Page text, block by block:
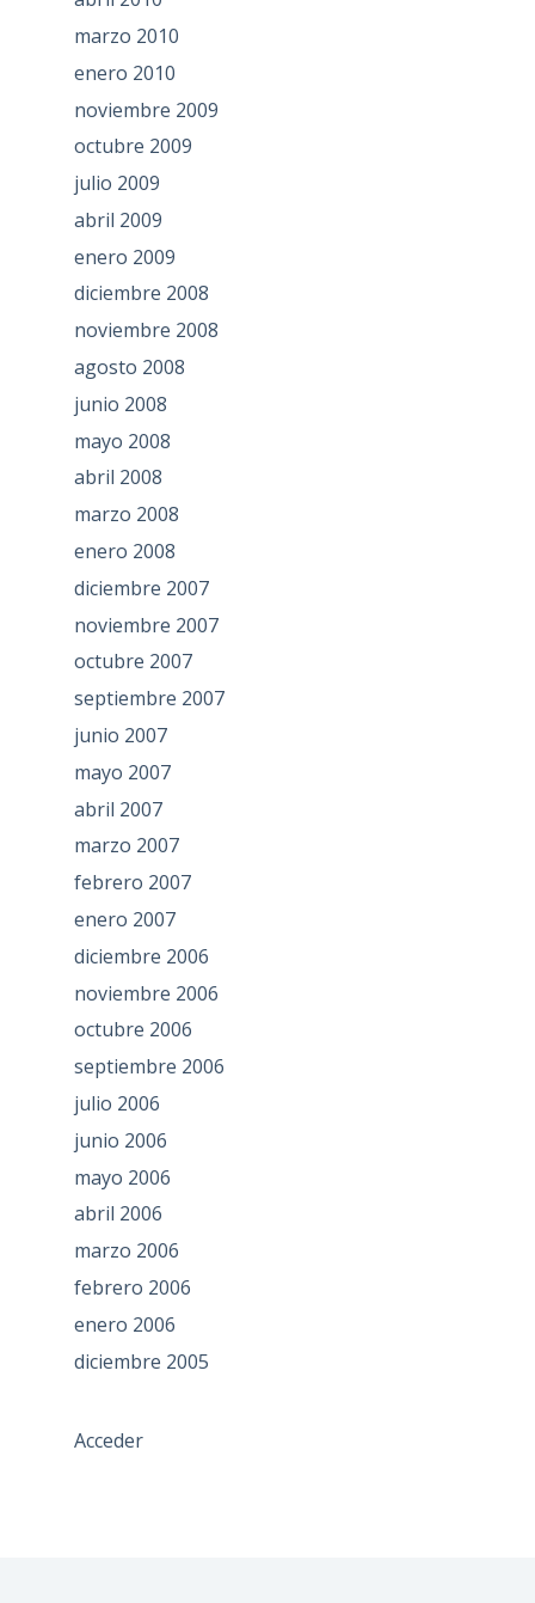
marzo 2010
enero 2010
noviembre 2009
octubre 2009
julio 2009
abril 2009
enero 2009
diciembre 2008
noviembre 2008
agosto 2008
junio 2008
mayo 2008
abril 2008
marzo 2008
enero 2008
diciembre 2007
noviembre 2007
octubre 2007
septiembre 2007
junio 2007
mayo 2007
abril 2007
marzo 2007
febrero 2007
enero 2007
diciembre 2006
noviembre 2006
octubre 2006
septiembre 2006
julio 2006
junio 2006
mayo 2006
abril 2006
marzo 2006
febrero 2006
enero 2006
diciembre 2005
Acceder